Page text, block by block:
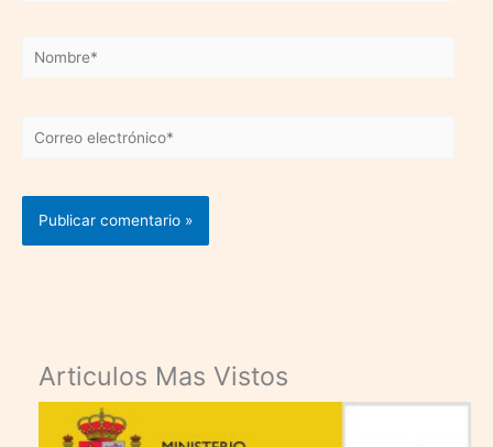
Nombre*
Correo
Articulos Mas Vistos